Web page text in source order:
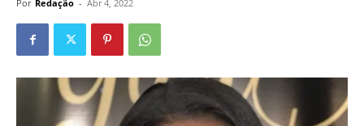
Por Redação - Abr 4, 2022